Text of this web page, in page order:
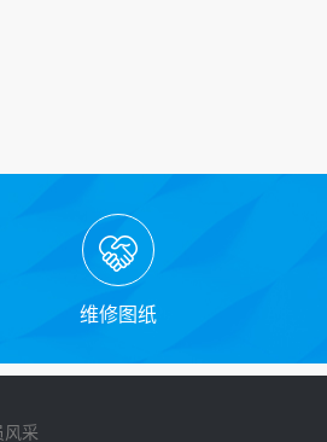
维修图纸
风采